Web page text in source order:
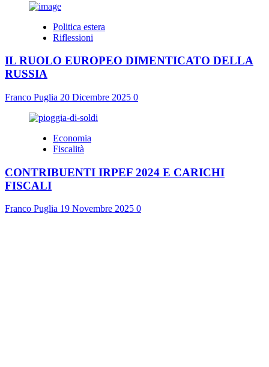
Politica estera
Riflessioni
IL RUOLO EUROPEO DIMENTICATO DELLA
RUSSIA
Franco Puglia 20 Dicembre 2025 0
Economia
Fiscalità
CONTRIBUENTI IRPEF 2024 E CARICHI
FISCALI
Franco Puglia 19 Novembre 2025 0